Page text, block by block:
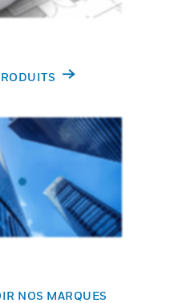
NOS MARQUES